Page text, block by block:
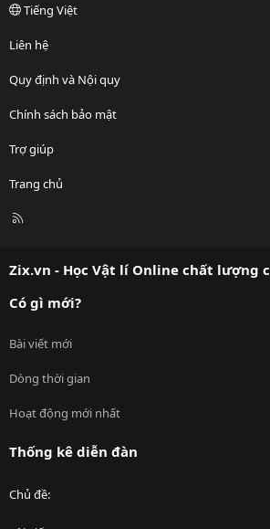
Tiếng Việt
Liên hệ
Quy định và Nội quy
Chính sách bảo mật
Trợ giúp
Trang chủ
R
Zix.vn - Học Vật lí Online chất lượng
Có gì mới?
Bài viết mới
Dòng thời gian
Hoạt động mới nhất
Thống kê diễn đàn
Chủ đề